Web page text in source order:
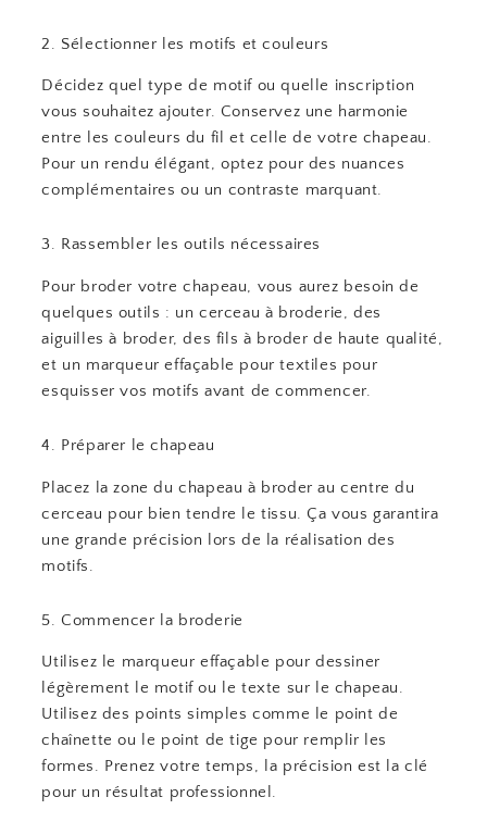
2. Sélectionner les motifs et couleurs
Décidez quel type de motif ou quelle inscription
vous souhaitez ajouter. Conservez une harmonie
entre les couleurs du fil et celle de votre chapeau.
Pour un rendu élégant, optez pour des nuances
complémentaires ou un contraste marquant.
3. Rassembler les outils nécessaires
Pour broder votre chapeau, vous aurez besoin de
quelques outils : un cerceau à broderie, des
aiguilles à broder, des fils à broder de haute qualité,
et un marqueur effaçable pour textiles pour
esquisser vos motifs avant de commencer.
4. Préparer le chapeau
Placez la zone du chapeau à broder au centre du
cerceau pour bien tendre le tissu. Ça vous garantira
une grande précision lors de la réalisation des
motifs.
5. Commencer la broderie
Utilisez le marqueur effaçable pour dessiner
légèrement le motif ou le texte sur le chapeau.
Utilisez des points simples comme le point de
chaînette ou le point de tige pour remplir les
formes. Prenez votre temps, la précision est la clé
pour un résultat professionnel.